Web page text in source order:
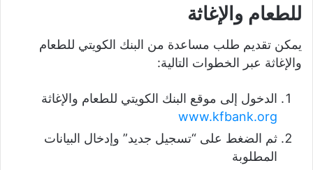
للطعام والإغاثة
يمكن تقديم طلب مساعدة من البنك الكويتي للطعام
والإغاثة عبر الخطوات التالية:
الدخول إلى موقع البنك الكويتي للطعام والإغاثة
www.kfbank.org
ثم الضغط على “تسجيل جديد” وإدخال البيانات
المطلوبة